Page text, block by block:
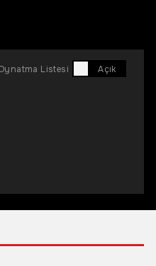
Listesi